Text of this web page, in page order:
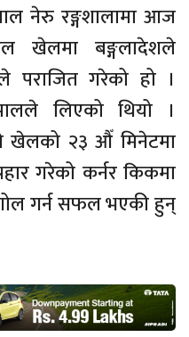
नेरु रङ्गशालामा आज
खेलमा बङ्गलादेशले
पराजित गरेको हो ।
लिएको थियो ।
खेलको २३ औँ मिनेटमा
गरेको कर्नर किकमा
गर्न सफल भएकी हुन्